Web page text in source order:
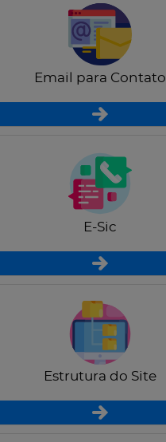
Email para Contato
E-Sic
Estrutura do Site